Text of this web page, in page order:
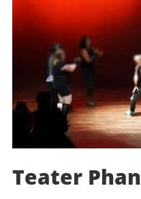
Teater